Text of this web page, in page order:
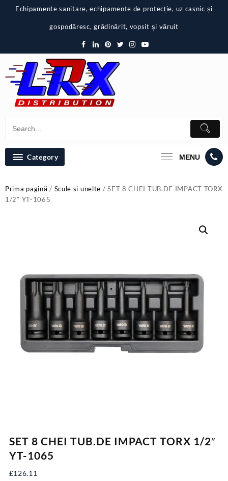
Echipamente sanitare, echipamente de protecție, uz casnic și
gospodăresc, grădinărit, vopsit și văruit
Category MENU
Prima pagină/ Scule si unelte / SET 8 CHEI TUB.DE IMPACT TORX
1/2″ YT-1065
SET 8 CHEI TUB.DE IMPACT TORX 1/2″
YT-1065
£126.11